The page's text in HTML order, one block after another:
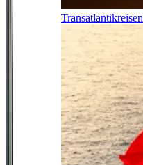
Transatlantikreisen